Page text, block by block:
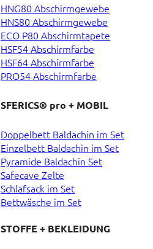
HNG80 Abschirmgewebe
HNS80 Abschirmgewebe
ECO P80 Abschirmtapete
HSF54 Abschirmfarbe
HSF64 Abschirmfarbe
PRO54 Abschirmfarbe
SFERICS® pro + MOBIL
Doppelbett Baldachin im Set
Einzelbett Baldachin im Set
Pyramide Baldachin Set
Safecave Zelte
Schlafsack im Set
Bettwäsche im Set
STOFFE + BEKLEIDUNG